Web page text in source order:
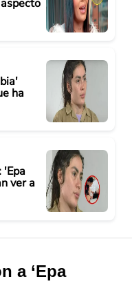
ha
ver a
a ‘Epa